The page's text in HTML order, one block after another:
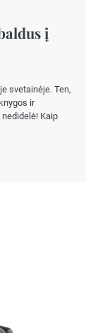
į
svetainėje. Ten,
ir
Kaip